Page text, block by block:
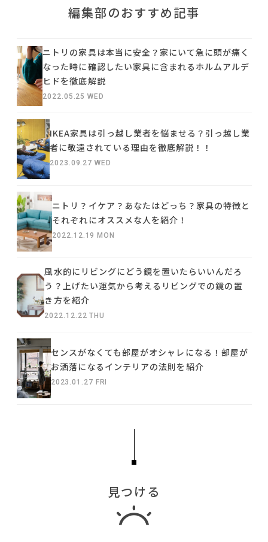
編集部のおすすめ記事
ニトリの家具は本当に安全？家にいて急に頭が痛く
なった時に確認したい家具に含まれるホルムアルデ
ヒドを徹底解説
2022.05.25 WED
IKEA家具は引っ越し業者を悩ませる？引っ越し業
者に敬遠されている理由を徹底解説！！
2023.09.27 WED
ニトリ？イケア？あなたはどっち？家具の特徴と
それぞれにオススメな人を紹介！
2022.12.19 MON
風水的にリビングにどう鏡を置いたらいいんだろ
う？上げたい運気から考えるリビングでの鏡の置
き方を紹介
2022.12.22 THU
センスがなくても部屋がオシャレになる！部屋が
お洒落になるインテリアの法則を紹介
2023.01.27 FRI
見つける